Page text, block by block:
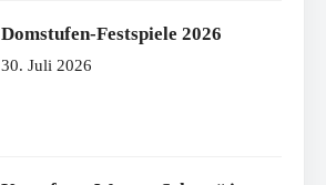
Domstufen-Festspiele 2026
30. Juli 2026